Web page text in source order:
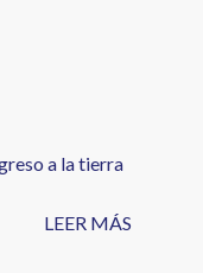
a la tierra
LEER MÁS